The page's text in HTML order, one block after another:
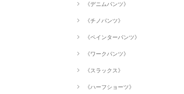
《デニムパンツ》
《チノパンツ》
《ペインターパンツ》
《ワークパンツ》
《スラックス》
《ハーフショーツ》